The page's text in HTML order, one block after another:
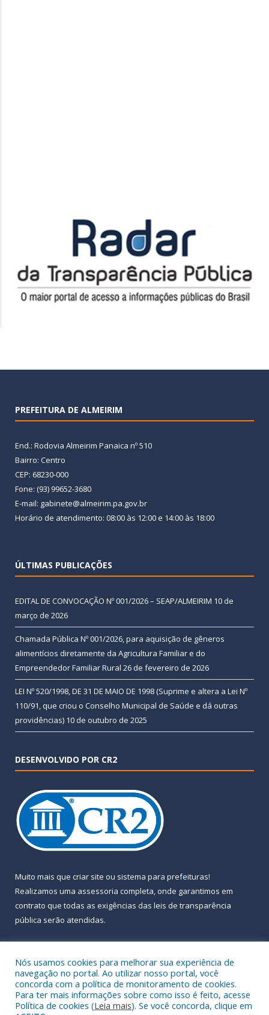
PREFEITURA DE ALMEIRIM
End.: Rodovia Almeirim Panaica nº 510
Bairro: Centro
CEP: 68230-000
Fone: (93) 99652-3680
E-mail: gabinete@almeirim.pa.gov.br
Horário de atendimento: 08:00 às 12:00 e 14:00 às 18:00
ÚLTIMAS PUBLICAÇÕES
EDITAL DE CONVOCAÇÃO Nº 001/2026 – SEAP/ALMEIRIM 10 de
março de 2026
Chamada Pública Nº 001/2026, para aquisição de gêneros
alimentícios diretamente da Agricultura Familiar e do
Empreendedor Familiar Rural 26 de fevereiro de 2026
LEI Nº 520/1998, DE 31 DE MAIO DE 1998 (Suprime e altera a Lei Nº
110/91, que criou o Conselho Municipal de Saúde e dá outras
providências) 10 de outubro de 2025
DESENVOLVIDO POR CR2
Muito mais que criar site ou sistema para prefeituras!
Realizamos uma assessoria completa, onde garantimos em
contrato que todas as exigências das leis de transparência
pública serão atendidas.
Todos os direitos reservados a Prefeitura Municipal de Almeirim.
Nós usamos cookies para melhorar sua experiência de
navegação no portal. Ao utilizar nosso portal, você
concorda com a política de monitoramento de cookies.
Para ter mais informações sobre como isso é feito, acesse
Política de cookies (Leia mais). Se você concorda, clique em